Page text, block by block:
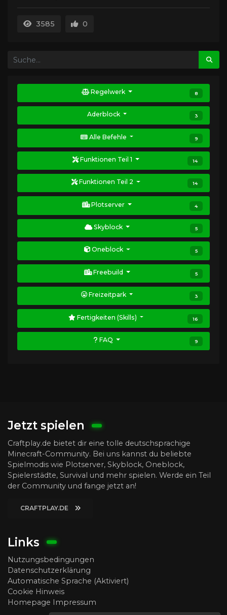
3585 0
Regelwerk 8
Aderblock 3
Alle Befehle 9
Funktionen Teil 1 14
Funktionen Teil 2 14
Plotserver 4
Skyblock 5
Oneblock 5
Freebuild 5
Freizeitpark 3
Fertigkeiten (Skills) 16
FAQ 9
Jetzt spielen
Craftplay.de bietet dir eine tolle deutschsprachige
Minecraft-Community. Bei uns kannst du beliebte
Spielmodis wie Plotserver, Skyblock, Oneblock,
Spielerstädte, Survival und mehr spielen. Werde ein Teil
der Community und fange jetzt an!
CRAFTPLAY.DE
Links
Nutzungsbedingungen
Datenschutzerklärung
Automatische Sprache (Aktiviert)
Cookie Hinweis
Homepage Impressum